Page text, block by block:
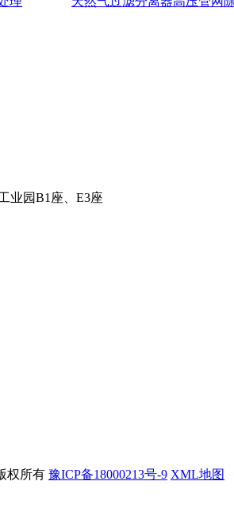
业园B1座、E3座
权所有 豫ICP备18000213号-9 XML地图